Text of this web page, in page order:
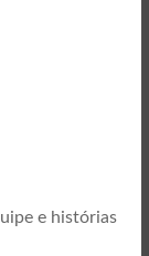
e histórias